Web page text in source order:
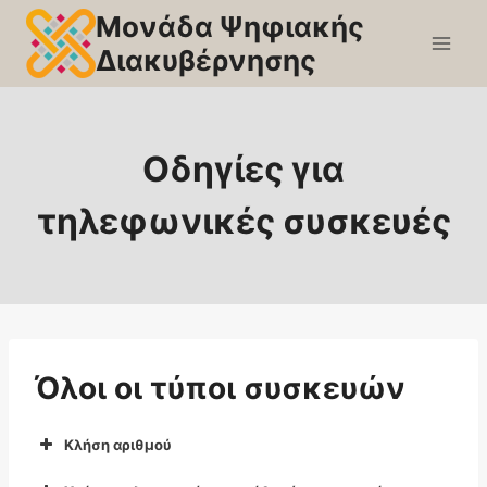
Skip
content
Μονάδα Ψηφιακής
Διακυβέρνησης
Οδηγίες για
τηλεφωνικές συσκευές
Όλοι οι τύποι συσκευών
Κλήση αριθμού